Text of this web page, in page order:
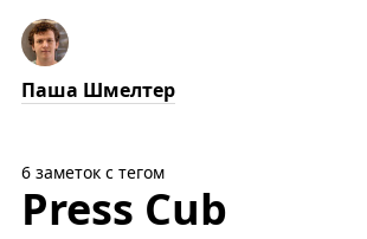
Паша Шмелтер
6 заметок с тегом
Press Cub